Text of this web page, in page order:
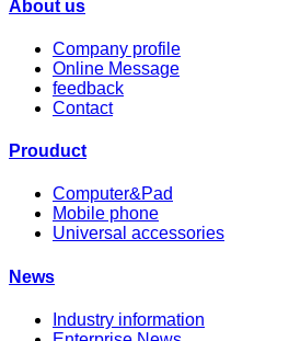
About us
Company profile
Online Message
feedback
Contact
Prouduct
Computer&Pad
Mobile phone
Universal accessories
News
Industry information